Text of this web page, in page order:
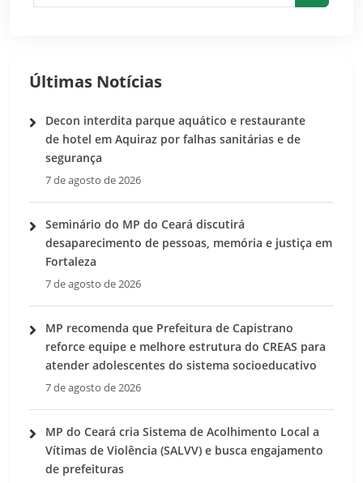
Últimas Notícias
Decon interdita parque aquático e restaurante
de hotel em Aquiraz por falhas sanitárias e de
segurança
7 de agosto de 2026
Seminário do MP do Ceará discutirá
desaparecimento de pessoas, memória e justiça em
Fortaleza
7 de agosto de 2026
MP recomenda que Prefeitura de Capistrano
reforce equipe e melhore estrutura do CREAS para
atender adolescentes do sistema socioeducativo
7 de agosto de 2026
MP do Ceará cria Sistema de Acolhimento Local a
Vítimas de Violência (SALVV) e busca engajamento
de prefeituras